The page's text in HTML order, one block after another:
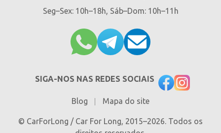
Seg–Sex: 10h–18h, Sáb–Dom: 10h–11h
SIGA-NOS NAS REDES SOCIAIS
Blog Mapa do site
© CarForLong / Car For Long, 2015–2026. Todos os